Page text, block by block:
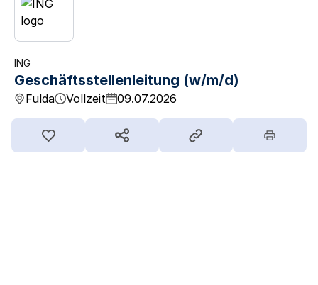
ING
Geschäftsstellenleitung (w/m/d)
Fulda Vollzeit 09.07.2026